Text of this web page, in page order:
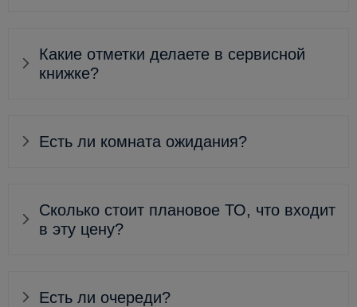
Какие отметки делаете в сервисной
книжке?
Есть ли комната ожидания?
Сколько стоит плановое ТО, что входит
в эту цену?
Есть ли очереди?